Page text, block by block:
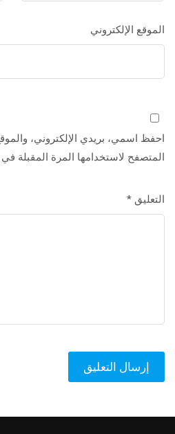
الموقع الإلكتروني
احفظ اسمي، بريدي الإلكتروني،
المتصفح لاستخدامها المرة المقبلة
التعليق *